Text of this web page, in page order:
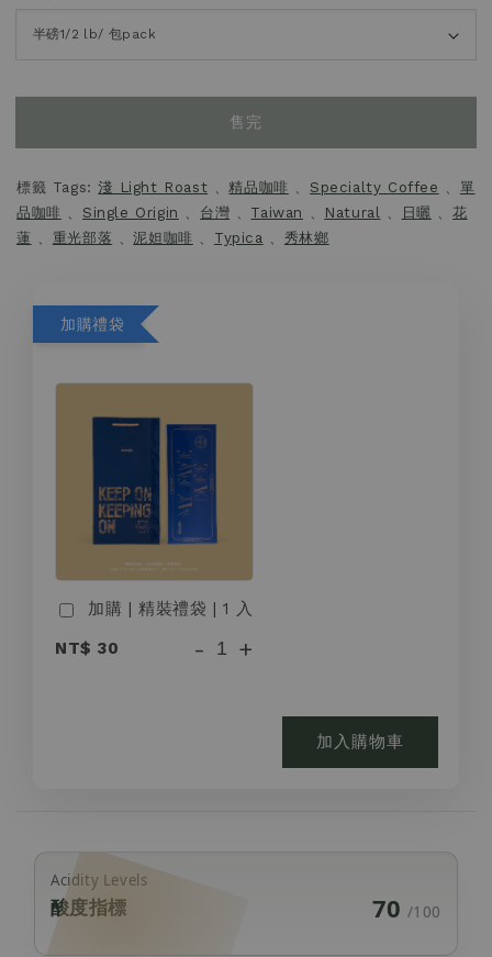
售完
標籤 Tags:淺 Light Roast 、精品咖啡 、 Specialty Coffee 、 單
品咖啡 、 Single Origin 、 台灣 、 Taiwan 、 Natural 、 日曬 、花
蓮 、 重光部落 、泥妲咖啡 、 Typica 、 秀林鄉
加購禮袋
加購 | 精裝禮袋 | 1 入
NT$ 30
- +
加入購物車
Acidity Levels
酸度指標 70 /100